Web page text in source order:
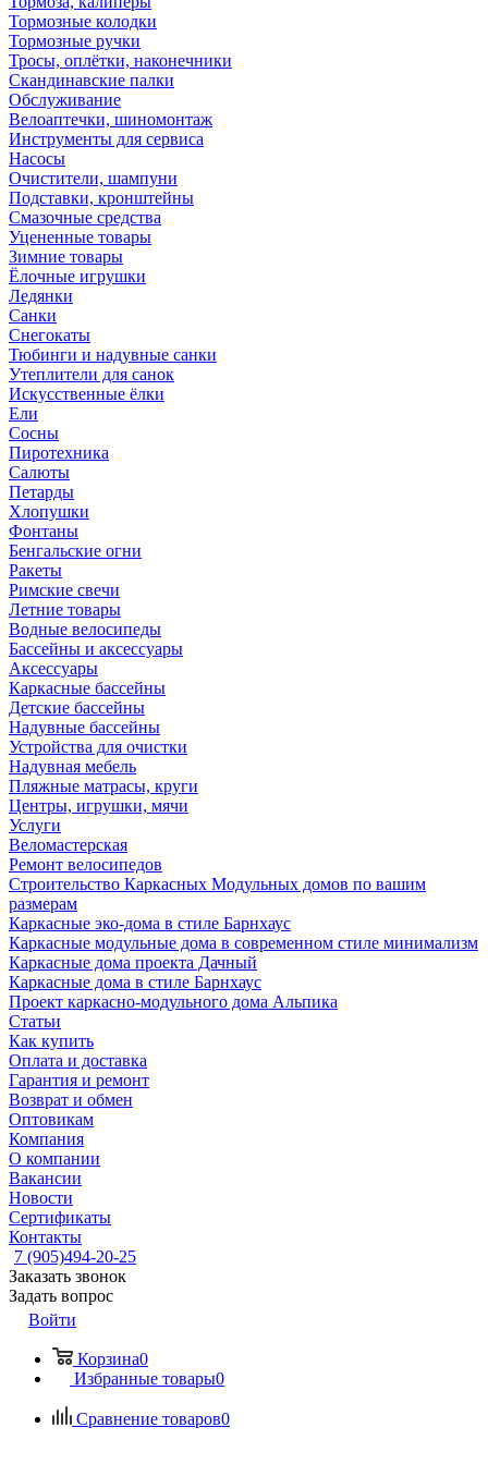
Тормозные колодки
Тормозные ручки
Тросы, оплётки, наконечники
Скандинавские палки
Обслуживание
Велоаптечки, шиномонтаж
Инструменты для сервиса
Насосы
Очистители, шампуни
Подставки, кронштейны
Смазочные средства
Уцененные товары
Зимние товары
Ёлочные игрушки
Ледянки
Санки
Снегокаты
Тюбинги и надувные санки
Утеплители для санок
Искусственные ёлки
Ели
Сосны
Пиротехника
Салюты
Петарды
Хлопушки
Фонтаны
Бенгальские огни
Ракеты
Римские свечи
Летние товары
Водные велосипеды
Бассейны и аксессуары
Аксессуары
Каркасные бассейны
Детские бассейны
Надувные бассейны
Устройства для очистки
Надувная мебель
Пляжные матрасы, круги
Центры, игрушки, мячи
Услуги
Веломастерская
Ремонт велосипедов
Строительство Каркасных Модульных домов по вашим
размерам
Каркасные эко-дома в стиле Барнхаус
Каркасные модульные дома в современном стиле минимализм
Каркасные дома проекта Дачный
Каркасные дома в стиле Барнхаус
Проект каркасно-модульного дома Альпика
Статьи
Как купить
Оплата и доставка
Гарантия и ремонт
Возврат и обмен
Оптовикам
Компания
О компании
Вакансии
Новости
Сертификаты
Контакты
7 (905)494-20-25
Заказать звонок
Задать вопрос
Войти
Корзина0
Избранные товары0
Сравнение товаров0